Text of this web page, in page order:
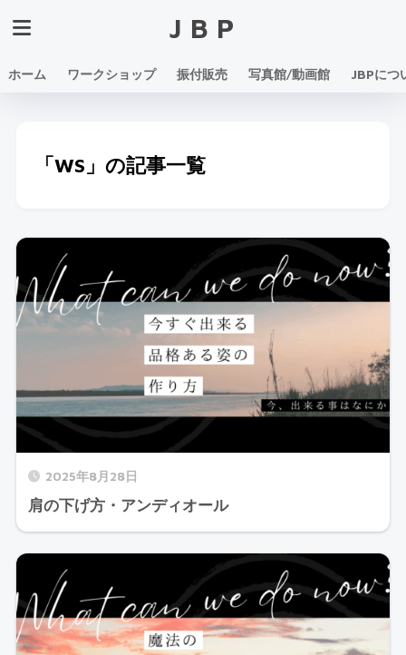
JBP
ホーム ワークショップ 振付販売 写真館/動画館 JBPにつ
「WS」の記事一覧
2025年8月28日
肩の下げ方・アンディオール